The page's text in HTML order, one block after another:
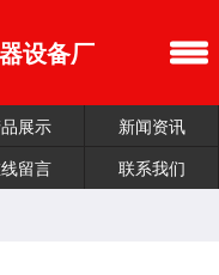
设备厂
展示
新闻资讯
留言 联系我们